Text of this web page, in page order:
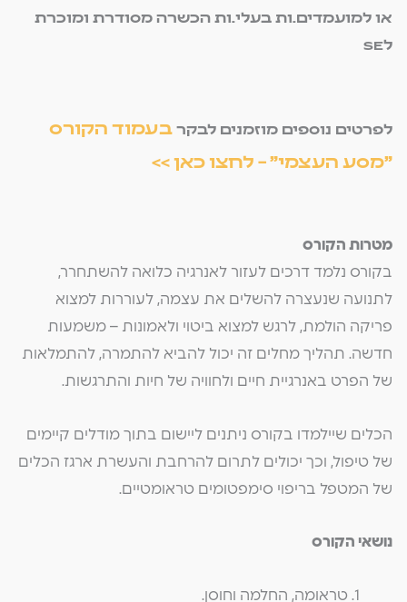
או למועמדים.ות בעלי.ות הכשרה מסודרת ומוכרת
לSE
לפרטים נוספים מוזמנים לבקרבעמוד הקורס
"מסע העצמי" – לחצו כאן >>
מטרות הקורס
בקורס נלמד דרכים לעזור לאנרגיה כלואה להשתחרר,
לתנועה שנעצרה להשלים את עצמה, לעוררות למצוא
פריקה הולמת, לרגש למצוא ביטוי ולאמונות – משמעות
חדשה. תהליך מחלים זה יכול להביא להתמרה, להתמלאות
של הפרט באנרגיית חיים ולחוויה של חיות והתרגשות.
הכלים שיילמדו בקורס ניתנים ליישום בתוך מודלים קיימים
של טיפול, וכך יכולים לתרום להרחבת והעשרת ארגז הכלים
של המטפל בריפוי סימפטומים טראומטיים.
נושאי הקורס
טראומה, החלמה וחוסן.